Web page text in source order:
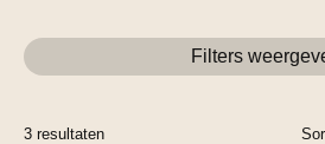
Filters
3 resultaten